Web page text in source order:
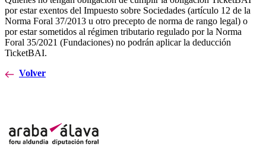
por estar exentos del Impuesto sobre Sociedades (artículo 12 de la
Norma Foral 37/2013 u otro precepto de norma de rango legal) o
por estar sometidos al régimen tributario regulado por la Norma
Foral 35/2021 (Fundaciones) no podrán aplicar la deducción
TicketBAI.
Volver